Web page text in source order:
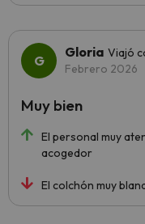
Gloria Viajó
Febrero 2026
El personal muy
acogedor
El colchón muy
Muy bien